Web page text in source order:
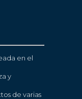
en el
y
de varias